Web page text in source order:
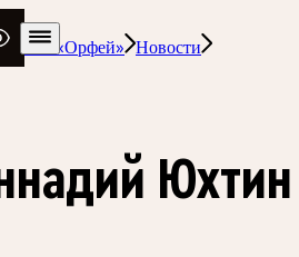
«Орфей» Новости
Юхтин